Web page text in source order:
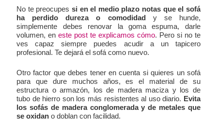
No te preocupes si en el medio plazo notas que el sofá
ha perdido dureza o comodidad y se hunde,
simplemente debes renovar la goma espuma, darle
volumen, eneste post te explicamos cómo. Pero si no te
ves capaz siempre puedes acudir a un tapicero
profesional. Te dejará el sofá como nuevo.
Otro factor que debes tener en cuenta si quieres un sofá
para que dure muchos años, es el material de su
estructura o armazón, los de madera maciza y los de
tubo de hierro son los más resistentes al uso diario. Evita
los sofás de madera conglomerada y de metales que
se oxidan o doblan con facilidad.